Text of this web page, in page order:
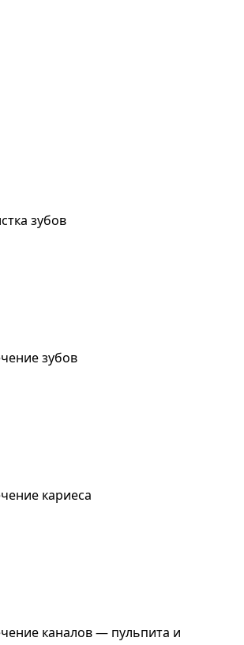
зубов
зубов
кариеса
каналов — пульпита и